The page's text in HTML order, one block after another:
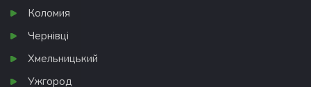
Коломия
Чернівці
Хмельницький
Ужгород